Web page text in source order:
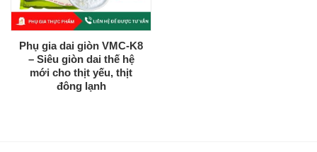
Phụ gia dai giòn VMC-K8
– Siêu giòn dai thế hệ
mới cho thịt yếu, thịt
đông lạnh